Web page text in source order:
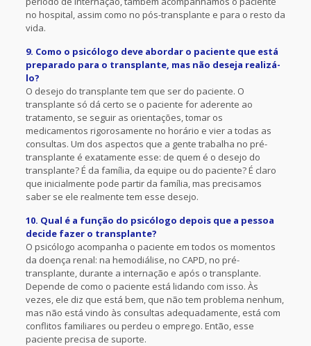
no hospital, assim como no pós-transplante e para o resto da
vida.
9. Como o psicólogo deve abordar o paciente que está
preparado para o transplante, mas não deseja realizá-
lo?
O desejo do transplante tem que ser do paciente. O
transplante só dá certo se o paciente for aderente ao
tratamento, se seguir as orientações, tomar os
medicamentos rigorosamente no horário e vier a todas as
consultas. Um dos aspectos que a gente trabalha no pré-
transplante é exatamente esse: de quem é o desejo do
transplante? É da família, da equipe ou do paciente? É claro
que inicialmente pode partir da família, mas precisamos
saber se ele realmente tem esse desejo.
10. Qual é a função do psicólogo depois que a pessoa
decide fazer o transplante?
O psicólogo acompanha o paciente em todos os momentos
da doença renal: na hemodiálise, no CAPD, no pré-
transplante, durante a internação e após o transplante.
Depende de como o paciente está lidando com isso. Às
vezes, ele diz que está bem, que não tem problema nenhum,
mas não está vindo às consultas adequadamente, está com
conflitos familiares ou perdeu o emprego. Então, esse
paciente precisa de suporte.